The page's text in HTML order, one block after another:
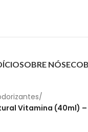
SOBRE NÓS
/
Vitamina (40ml) –